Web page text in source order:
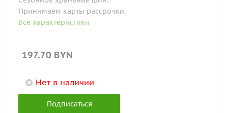
Принимаем карты рассрочки.
Все характеристики
197.70 BYN
Нет в наличии
Подписаться